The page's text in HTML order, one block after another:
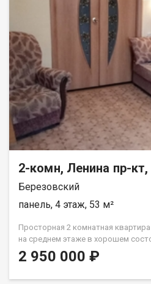
двухуровневый гараж с
новой металлической крышей,
дома. По вашему желанию можем
гарнитур, частично технику.
Кемерово (район Южного).
2-комн, Ленина пр-
Березовский
панель, 4 этаж, 53 м²
Просторная 2 комнатная
на среднем этаже в хорошем
остекленным балконом 7м2, дом
Любовь Николаевна
2 950 000 ₽